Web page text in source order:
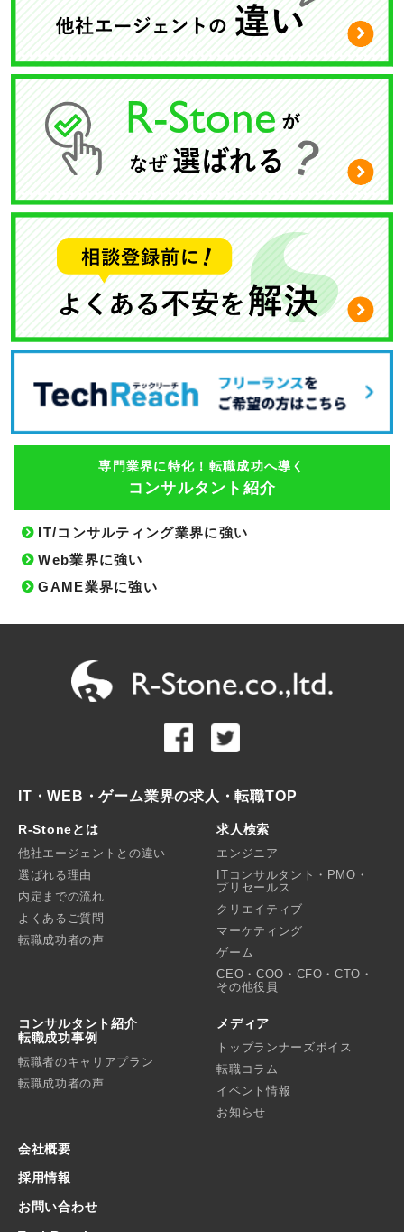
専門業界に特化！転職成功へ導く
コンサルタント紹介
IT/コンサルティング業界に強い
Web業界に強い
GAME業界に強い
IT・WEB・ゲーム業界の求人・転職TOP
R-Stoneとは
他社エージェントとの違い
選ばれる理由
内定までの流れ
よくあるご質問
転職成功者の声
求人検索
エンジニア
ITコンサルタント・PMO・
プリセールス
クリエイティブ
マーケティング
ゲーム
CEO・COO・CFO・CTO・
その他役員
コンサルタント紹介
転職成功事例
転職者のキャリアプラン
転職成功者の声
メディア
トップランナーズボイス
転職コラム
イベント情報
お知らせ
会社概要
採用情報
お問い合わせ